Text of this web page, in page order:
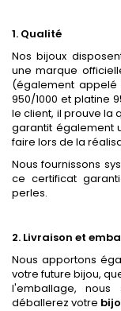
1. Qualité
Nos bijoux
une marque
(également appelé
950/1000 et platine
le client, il prouve la
garantit également
faire lors de la
Nous fournissons
ce certificat
perles.
2. Livraison et
Nous apportons
votre future bijou,
l'emballage, nous
déballerez votre